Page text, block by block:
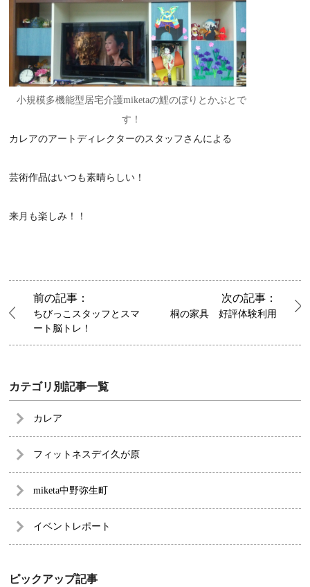
小規模多機能型居宅介護miketaの鯉のぼりとかぶとで
す！
カレアのアートディレクターのスタッフさんによる
芸術作品はいつも素晴らしい！
来月も楽しみ！！
前の記事：
ちびっこスタッフとスマ
ート脳トレ！
次の記事：
桐の家具 好評体験利用
カテゴリ別記事一覧
カレア
フィットネスデイ久が原
miketa中野弥生町
イベントレポート
ピックアップ記事